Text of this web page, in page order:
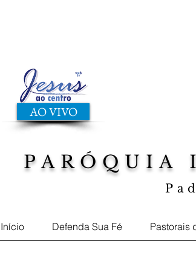
AO VIVO
PARÓQUIA
Musicas, Filmes, Defenda
Início Defenda Sua Fé Pastorais